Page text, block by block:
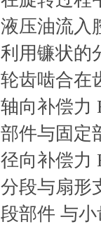
液压油流入
利用镰状的
轮齿啮合在
轴向补偿力
部件与固定
径向补偿力
分段与扇形
段部件 与